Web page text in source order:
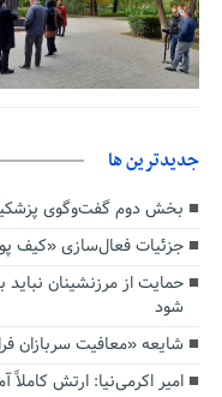
جديدترين ها
بخش دوم گفت‌وگوی
جزئیات فعال‌سازی «کیف
حمایت از مرزنشینان نباید
شود
شایعه «معافیت سربازان
امیر اکرمی‌نیا: ارتش کاملاً